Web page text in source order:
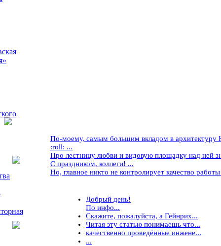
По-моему, самым большим вкладом в архитектуру
:roll: ...
Про лестницу любви и видовую площадку над ней
С праздником, коллеги! ...
Но, главное никто не контролирует качество
Добрый день!
По инфо...
Скажите, пожалуйста, а Гейнрих...
Читая эту статью понимаешь что...
качественно проведённые инжене...
...